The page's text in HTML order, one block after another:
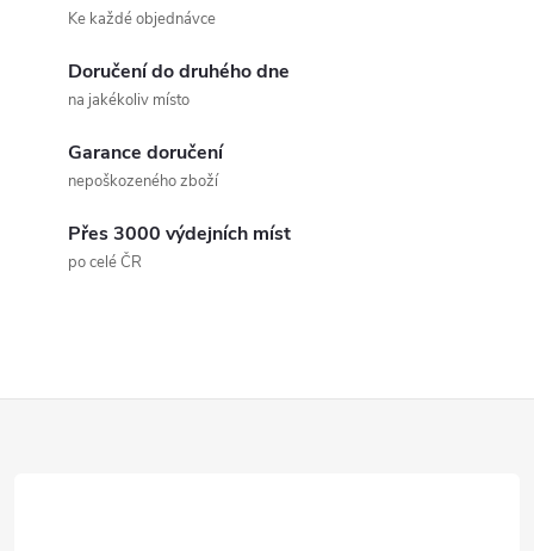
Ke každé objednávce
Doručení do druhého dne
na jakékoliv místo
Garance doručení
nepoškozeného zboží
Přes 3000 výdejních míst
po celé ČR